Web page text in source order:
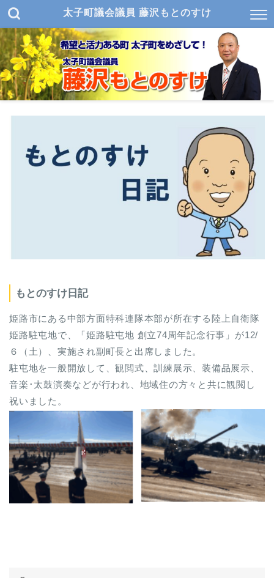
太子町議会議員 藤沢もとのすけ
もとのすけ日記
姫路市にある中部方面特科連隊本部が所在する陸上自衛隊
姫路駐屯地で、「姫路駐屯地 創立74周年記念行事」が12/
６（土）、実施され副町長と出席しました。
駐屯地を一般開放して、観閲式、訓練展示、装備品展示、
音楽･太鼓演奏などが行われ、地域住の方々と共に観閲し
祝いました。